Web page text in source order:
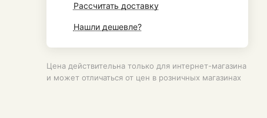
Рассчитать доставку
Нашли дешевле?
Цена действительна только для интернет-магазина
и может отличаться от цен в розничных магазинах